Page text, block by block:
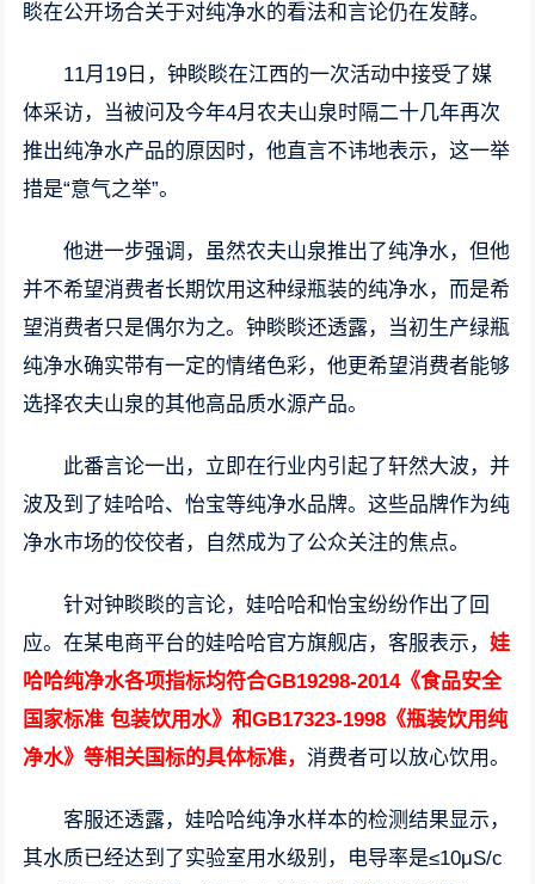
睒在公开场合关于对纯净水的看法和言论仍在发酵。
11月19日，钟睒睒在江西的一次活动中接受了媒
体采访，当被问及今年4月农夫山泉时隔二十几年再次
推出纯净水产品的原因时，他直言不讳地表示，这一举
措是“意气之举”。
他进一步强调，虽然农夫山泉推出了纯净水，但他
并不希望消费者长期饮用这种绿瓶装的纯净水，而是希
望消费者只是偶尔为之。钟睒睒还透露，当初生产绿瓶
纯净水确实带有一定的情绪色彩，他更希望消费者能够
选择农夫山泉的其他高品质水源产品。
此番言论一出，立即在行业内引起了轩然大波，并
波及到了娃哈哈、怡宝等纯净水品牌。这些品牌作为纯
净水市场的佼佼者，自然成为了公众关注的焦点。
针对钟睒睒的言论，娃哈哈和怡宝纷纷作出了回
应。在某电商平台的娃哈哈官方旗舰店，客服表示，娃
哈哈纯净水各项指标均符合GB19298-2014《食品安全
国家标准 包装饮用水》和GB17323-1998《瓶装饮用纯
净水》等相关国标的具体标准，消费者可以放心饮用。
客服还透露，娃哈哈纯净水样本的检测结果显示，
其水质已经达到了实验室用水级别，电导率是≤10μS/c